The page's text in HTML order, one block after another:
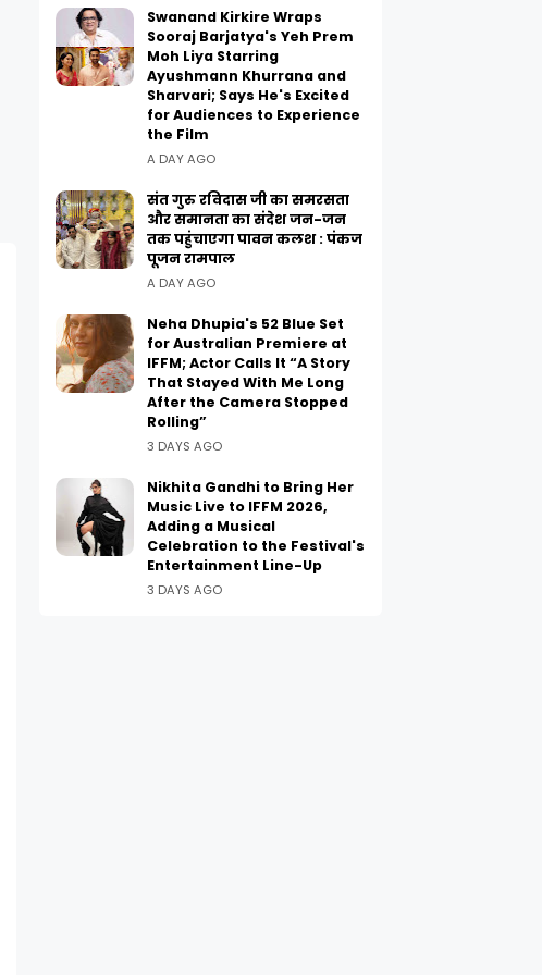
Swanand Kirkire Wraps
Sooraj Barjatya's Yeh Prem
Moh Liya Starring
Ayushmann Khurrana and
Sharvari; Says He's Excited
for Audiences to Experience
the Film
A DAY AGO
संत गुरु रविदास जी का समरसता
और समानता का संदेश जन-जन
तक पहुंचाएगा पावन कलश : पंकज
पूजन रामपाल
A DAY AGO
Neha Dhupia's 52 Blue Set
for Australian Premiere at
IFFM; Actor Calls It “A Story
That Stayed With Me Long
After the Camera Stopped
Rolling”
3 DAYS AGO
Nikhita Gandhi to Bring Her
Music Live to IFFM 2026,
Adding a Musical
Celebration to the Festival's
Entertainment Line-Up
3 DAYS AGO